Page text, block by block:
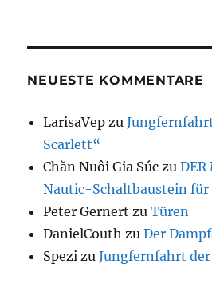
NEUESTE KOMMENTARE
LarisaVep zu
Scarlett“
Chăn Nuôi Gia Súc zuDER
Nautic-Schaltbaustein für
Peter Gernert zuTüren
DanielCouth zuDer
Spezi zuJungfernfahrt